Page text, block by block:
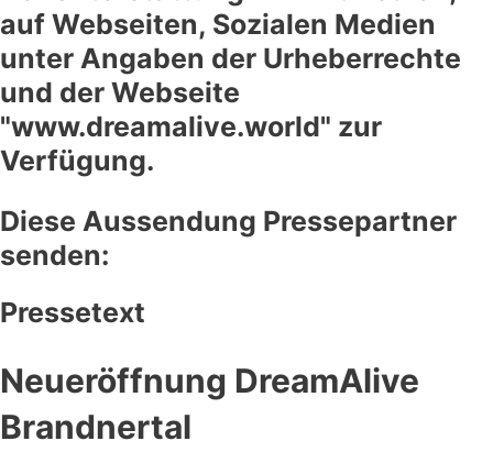
auf Webseiten, Sozialen Medien
unter Angaben der Urheberrechte
und der Webseite
"www.dreamalive.world" zur
Verfügung.
Diese Aussendung Pressepartner
senden:
Pressetext
Neueröffnung DreamAlive
Brandnertal